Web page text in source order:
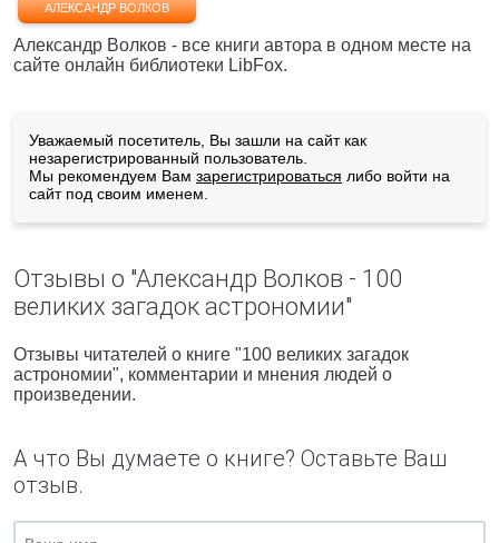
АЛЕКСАНДР ВОЛКОВ
Александр Волков - все книги автора в одном месте на
сайте онлайн библиотеки LibFox.
Уважаемый посетитель, Вы зашли на сайт как
незарегистрированный пользователь.
Мы рекомендуем Вам зарегистрироваться либо войти на
сайт под своим именем.
Отзывы о "Александр Волков - 100
великих загадок астрономии"
Отзывы читателей о книге "100 великих загадок
астрономии", комментарии и мнения людей о
произведении.
А что Вы думаете о книге? Оставьте Ваш
отзыв.